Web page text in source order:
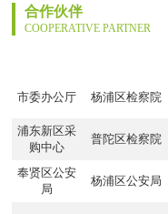
合作伙伴
COOPERATIVE PARTNER
市委办公厅 杨浦区检察院
浦东新区采
购中心
普陀区检察院
奉贤区公安
局
杨浦区公安局